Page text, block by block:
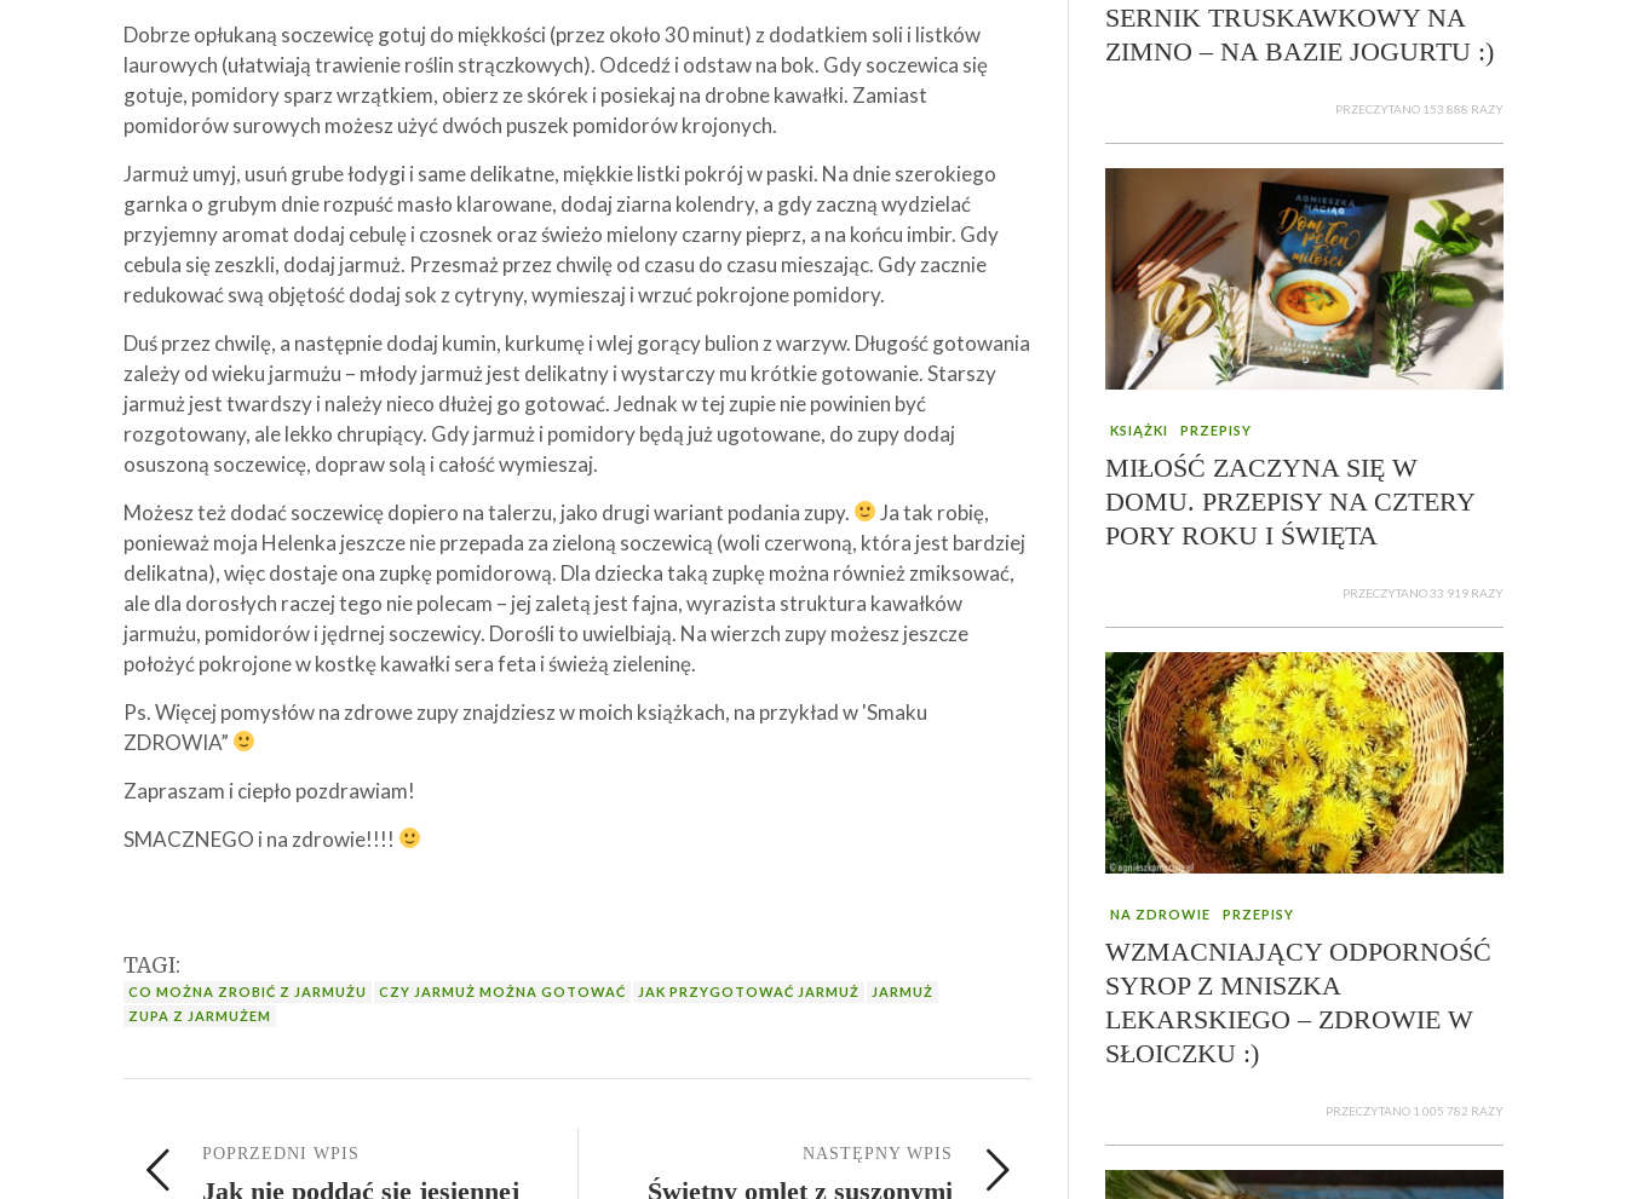
Dobrze opłukaną soczewicę gotuj do miękkości (przez około 30 minut) z dodatkiem soli i listków
laurowych (ułatwiają trawienie roślin strączkowych). Odcedź i odstaw na bok. Gdy soczewica się
gotuje, pomidory sparz wrzątkiem, obierz ze skórek i posiekaj na drobne kawałki. Zamiast
pomidorów surowych możesz użyć dwóch puszek pomidorów krojonych.
Jarmuż umyj, usuń grube łodygi i same delikatne, miękkie listki pokrój w paski. Na dnie szerokiego
garnka o grubym dnie rozpuść masło klarowane, dodaj ziarna kolendry, a gdy zaczną wydzielać
przyjemny aromat dodaj cebulę i czosnek oraz świeżo mielony czarny pieprz, a na końcu imbir. Gdy
cebula się zeszkli, dodaj jarmuż. Przesmaż przez chwilę od czasu do czasu mieszając. Gdy zacznie
redukować swą objętość dodaj sok z cytryny, wymieszaj i wrzuć pokrojone pomidory.
Duś przez chwilę, a następnie dodaj kumin, kurkumę i wlej gorący bulion z warzyw. Długość gotowania
zależy od wieku jarmużu – młody jarmuż jest delikatny i wystarczy mu krótkie gotowanie. Starszy
jarmuż jest twardszy i należy nieco dłużej go gotować. Jednak w tej zupie nie powinien być
rozgotowany, ale lekko chrupiący. Gdy jarmuż i pomidory będą już ugotowane, do zupy dodaj
osuszoną soczewicę, dopraw solą i całość wymieszaj.
Możesz też dodać soczewicę dopiero na talerzu, jako drugi wariant podania zupy.
Ja tak robię,
ponieważ moja Helenka jeszcze nie przepada za zieloną soczewicą (woli czerwoną, która jest bardziej
delikatna), więc dostaje ona zupkę pomidorową. Dla dziecka taką zupkę można również zmiksować,
ale dla dorosłych raczej tego nie polecam – jej zaletą jest fajna, wyrazista struktura kawałków
jarmużu, pomidorów i jędrnej soczewicy. Dorośli to uwielbiają. Na wierzch zupy możesz jeszcze
położyć pokrojone w kostkę kawałki sera feta i świeżą zieleninę.
Ps. Więcej pomysłów na zdrowe zupy znajdziesz w moich książkach, na przykład w 'Smaku
ZDROWIA”
Zapraszam i ciepło pozdrawiam!
SMACZNEGO i na zdrowie!!!!
TAGI:
CO MOŻNA ZROBIĆ Z JARMUŻU CZY JARMUŻ MOŻNA GOTOWAĆ JAK PRZYGOTOWAĆ JARMUŻ
JARMUŻ
ZUPA Z JARMUŻEM
NASTĘPNY WPIS
Świetny omlet z suszonymi
POPRZEDNI WPIS
Jak nie poddać się jesiennej
SERNIK TRUSKAWKOWY NA
ZIMNO – NA BAZIE JOGURTU :)
PRZECZYTANO 153 888 RAZY
KSIĄŻKI PRZEPISY
MIŁOŚĆ ZACZYNA SIĘ W
DOMU. PRZEPISY NA CZTERY
PORY ROKU I ŚWIĘTA
PRZECZYTANO 33 919 RAZY
NA ZDROWIE PRZEPISY
WZMACNIAJĄCY ODPORNOŚĆ
SYROP Z MNISZKA
LEKARSKIEGO – ZDROWIE W
SŁOICZKU :)
PRZECZYTANO 1 005 782 RAZY